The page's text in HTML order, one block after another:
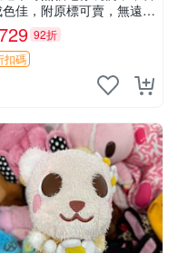
色佳，附原標可賣，無遠方
一手送第二天即達 中古玩偶
七仔 千尋
729 92折
扣碼